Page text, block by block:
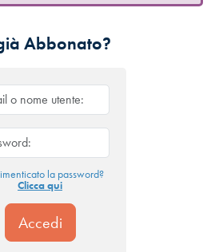
Abbonato?
la password?
Clicca qui